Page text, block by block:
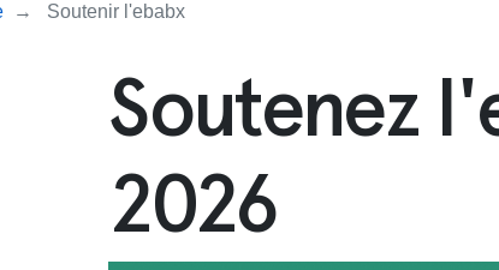
Soutenir l'ebabx
Soutenez
2026